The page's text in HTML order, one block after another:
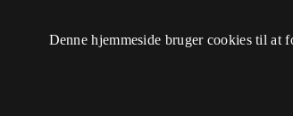
Denne hjemmeside bruger cookies til at